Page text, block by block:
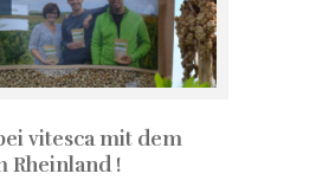
vitesca mit dem
Rheinland !